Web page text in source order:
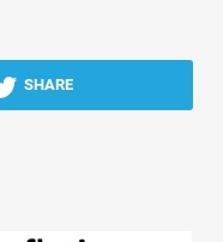
SHARE